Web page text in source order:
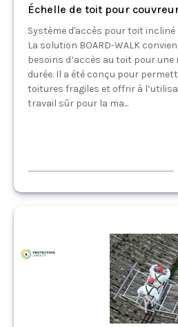
Échelle de toit pour
Système d'accès pour toit
La solution BOARD-WALK
besoins d’accès au toit pour
durée. Il a été conçu pour
toitures fragiles et offrir à
travail sûr pour la ma...